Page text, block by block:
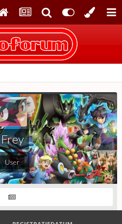
Frey
User